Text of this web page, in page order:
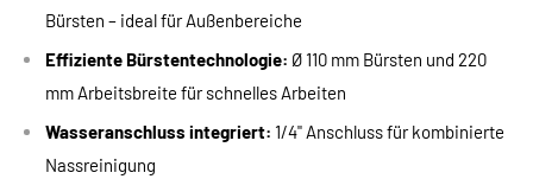
Bürsten – ideal für Außenbereiche
Effiziente Bürstentechnologie: Ø 110 mm Bürsten und 220
mm Arbeitsbreite für schnelles Arbeiten
Wasseranschluss integriert: 1/4" Anschluss für kombinierte
Nassreinigung